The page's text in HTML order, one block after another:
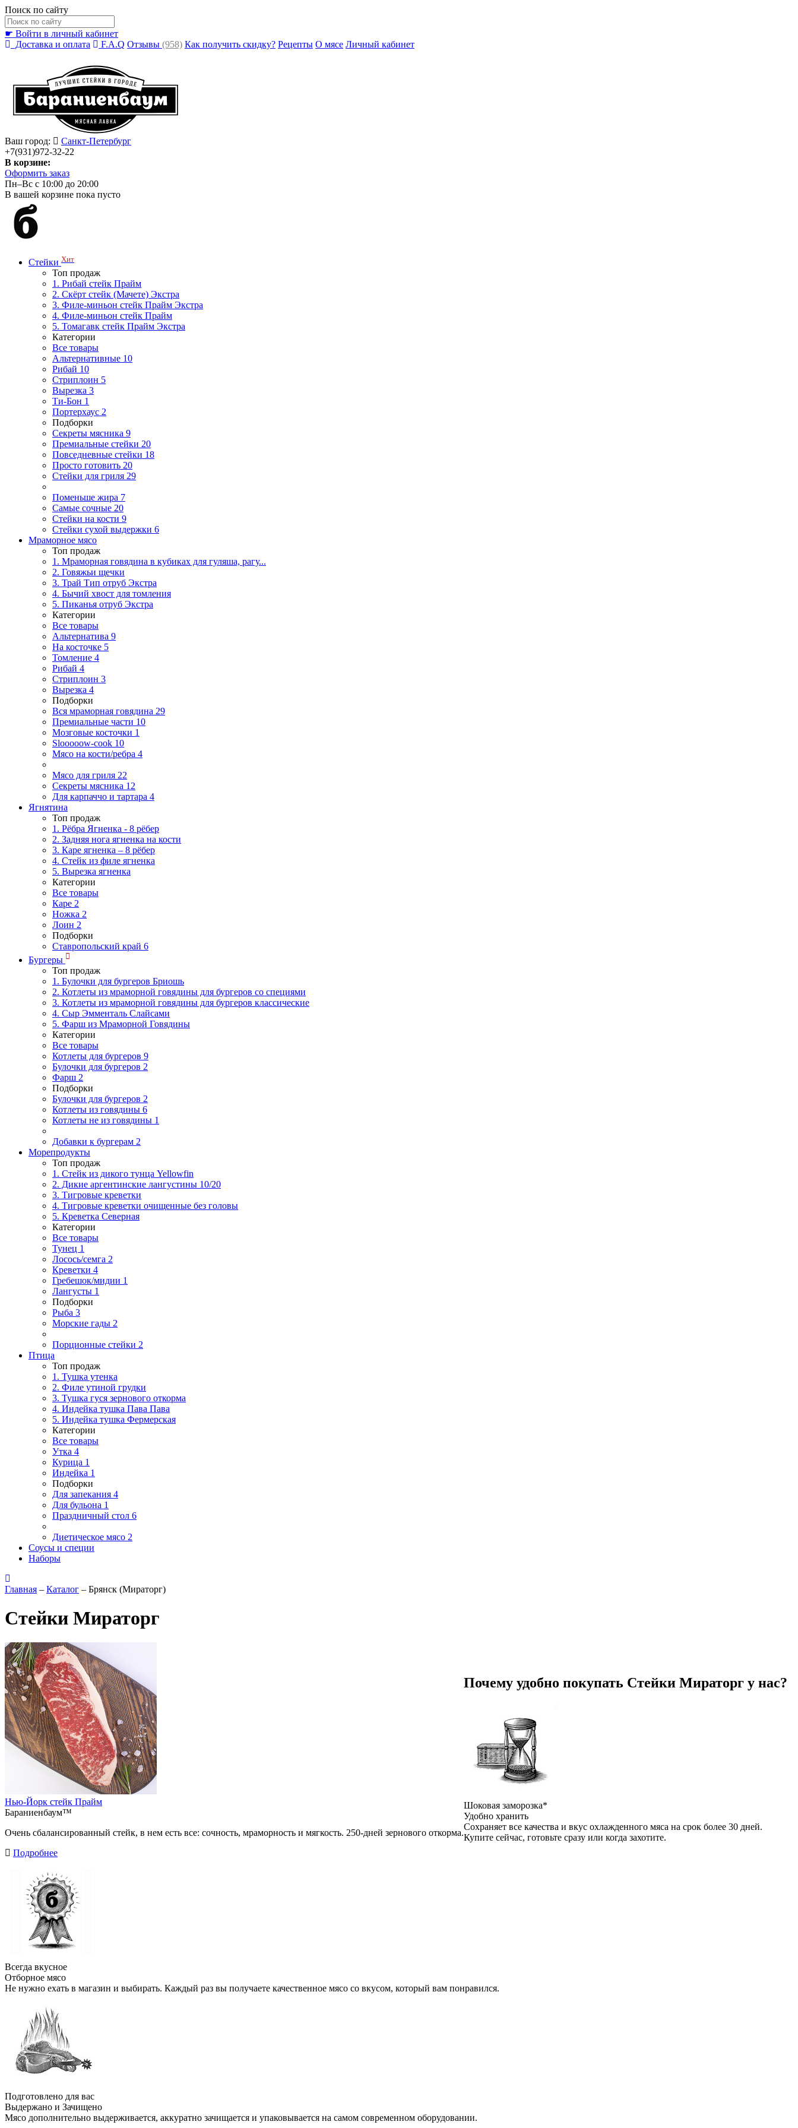
Поиск по сайту
☛ Войти в личный кабинет
Доставка и оплата
F.A.Q Отзывы (958) Как получить скидку? Рецепты О мясе Личный кабинет
Ваш город:
Санкт-Петербург
+7(931)972-32-22
В корзине:
Оформить заказ
Пн–Вс с 10:00 до 20:00
В вашей корзине пока пусто
Стейки Хит
Топ продаж
1. Рибай cтейк Прайм
2. Скёрт стейк (Мачете) Экстра
3. Филе-миньон стейк Прайм Экстра
4. Филе-миньон стейк Прайм
5. Томагавк стейк Прайм Экстра
Категории
Все товары
Альтернативные 10
Рибай 10
Стриплоин 5
Вырезка 3
Ти-Бон 1
Портерхаус 2
Подборки
Секреты мясника 9
Премиальные стейки 20
Повседневные стейки 18
Просто готовить 20
Стейки для гриля 29
Поменьше жира 7
Самые сочные 20
Стейки на кости 9
Стейки сухой выдержки 6
Мраморное мясо
Топ продаж
1. Мраморная говядина в кубиках для гуляша, рагу...
2. Говяжьи щечки
3. Трай Тип отруб Экстра
4. Бычий хвост для томления
5. Пиканья отруб Экстра
Категории
Все товары
Альтернатива 9
На косточке 5
Томление 4
Рибай 4
Стриплоин 3
Вырезка 4
Подборки
Вся мраморная говядина 29
Премиальные части 10
Мозговые косточки 1
Slooooow-cook 10
Мясо на кости/ребра 4
Мясо для гриля 22
Секреты мясника 12
Для карпаччо и тартара 4
Ягнятина
Топ продаж
1. Рёбра Ягненка - 8 рёбер
2. Задняя нога ягненка на кости
3. Каре ягненка – 8 рёбер
4. Стейк из филе ягненка
5. Вырезка ягненка
Категории
Все товары
Каре 2
Ножка 2
Лоин 2
Подборки
Ставропольский край 6
Бургеры
Топ продаж
1. Булочки для бургеров Бриошь
2. Котлеты из мраморной говядины для бургеров со специями
3. Котлеты из мраморной говядины для бургеров классические
4. Сыр Эмменталь Слайсами
5. Фарш из Мраморной Говядины
Категории
Все товары
Котлеты для бургеров 9
Булочки для бургеров 2
Фарш 2
Подборки
Булочки для бургеров 2
Котлеты из говядины 6
Котлеты не из говядины 1
Добавки к бургерам 2
Морепродукты
Топ продаж
1. Стейк из дикого тунца Yellowfin
2. Дикие аргентинские лангустины 10/20
3. Тигровые креветки
4. Тигровые креветки очищенные без головы
5. Креветка Cеверная
Категории
Все товары
Тунец 1
Лосось/семга 2
Креветки 4
Гребешок/мидии 1
Лангусты 1
Подборки
Рыба 3
Морские гады 2
Порционные стейки 2
Птица
Топ продаж
1. Тушка утенка
2. Филе утиной грудки
3. Тушка гуся зернового откорма
4. Индейка тушка Пава Пава
5. Индейка тушка Фермерская
Категории
Все товары
Утка 4
Курица 1
Индейка 1
Подборки
Для запекания 4
Для бульона 1
Праздничный стол 6
Диетическое мясо 2
Соусы и специи
Наборы
Главная – Каталог – Брянск (Мираторг)
Стейки Мираторг
Нью-Йорк стейк Прайм
Бараниенбаум™
Очень сбалансированный стейк, в нем есть все: сочность, мраморность и мягкость. 250-дней зернового откорма.
Подробнее
Почему удобно покупать Стейки Мираторг у нас?
Шоковая заморозка*
Удобно хранить
Сохраняет все качества и вкус охлажденного мяса на срок более 30 дней.
Купите сейчас, готовьте сразу или когда захотите.
Всегда вкусное
Отборное мясо
Не нужно ехать в магазин и выбирать. Каждый раз вы получаете качественное мясо со вкусом, который вам понравился.
Подготовлено для вас
Выдержано и Зачищено
Мясо дополнительно выдерживается, аккуратно зачищается и упаковывается на самом современном оборудовании.